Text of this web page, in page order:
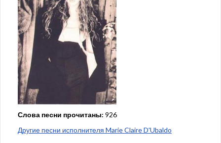
Слова песни прочитаны: 926
Другие песни исполнителя Marie Claire D'Ubaldo